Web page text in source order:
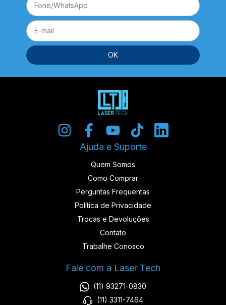
Ajuda e Suporte
Quem Somos
Como Comprar
Perguntas Frequentas
Política de Privacidade
Trocas e Devoluções
Contato
Trabalhe Conosco
Fale com a Laser Tech
(11) 93271-0830
(11) 3311-7464